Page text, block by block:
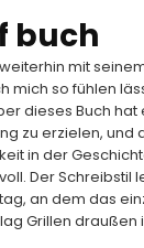
buch
mit
mich so fühlen
dieses Buch hat
zu erzielen, und
in der
Der Schreibstil
an dem das
Grillen draußen